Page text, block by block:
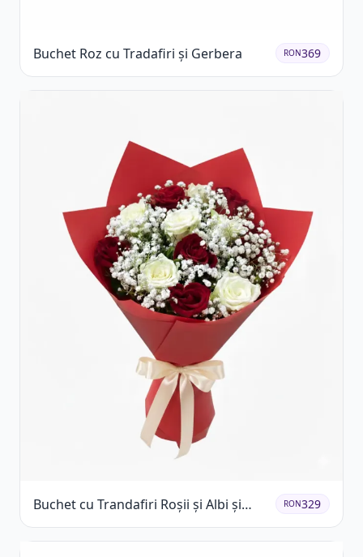
Buchet Roz cu Tradafiri și Gerbera RON369
Buchet cu Trandafiri Roșii și Albi și
Gypsophila
RON329